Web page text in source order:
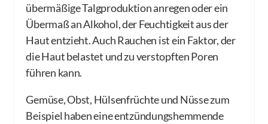
übermäßige Talgproduktion anregen oder ein
Übermaß an Alkohol, der Feuchtigkeit aus der
Haut entzieht. Auch Rauchen ist ein Faktor, der
die Haut belastet und zu verstopften Poren
führen kann.
Gemüse, Obst, Hülsenfrüchte und Nüsse zum
Beispiel haben eine entzündungshemmende